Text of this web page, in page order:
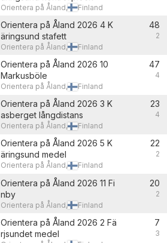
Orientera på Åland, Finland
Orientera på Åland 2026 4 K
äringsund stafett
Orientera på Åland, Finland
48
2
Orientera på Åland 2026 10
Markusböle
Orientera på Åland, Finland
47
4
Orientera på Åland 2026 3 K
asberget långdistans
Orientera på Åland, Finland
23
4
Orientera på Åland 2026 5 K
äringsund medel
Orientera på Åland, Finland
22
2
Orientera på Åland 2026 11 Fi
nby
Orientera på Åland, Finland
20
2
Orientera på Åland 2026 2 Fä
rjsundet medel
7
3